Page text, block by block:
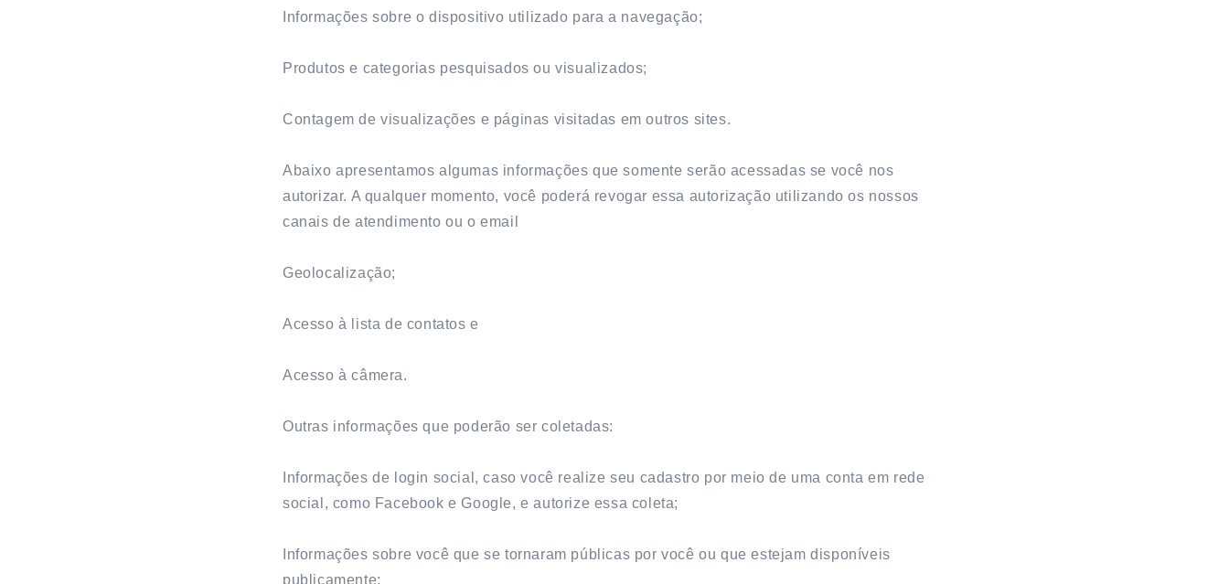
Informações sobre o dispositivo utilizado para a navegação;
Produtos e categorias pesquisados ou visualizados;
Contagem de visualizações e páginas visitadas em outros sites.
Abaixo apresentamos algumas informações que somente serão acessadas se você nos
autorizar. A qualquer momento, você poderá revogar essa autorização utilizando os nossos
canais de atendimento ou o email
Geolocalização;
Acesso à lista de contatos e
Acesso à câmera.
Outras informações que poderão ser coletadas:
Informações de login social, caso você realize seu cadastro por meio de uma conta em rede
social, como Facebook e Google, e autorize essa coleta;
Informações sobre você que se tornaram públicas por você ou que estejam disponíveis
publicamente;